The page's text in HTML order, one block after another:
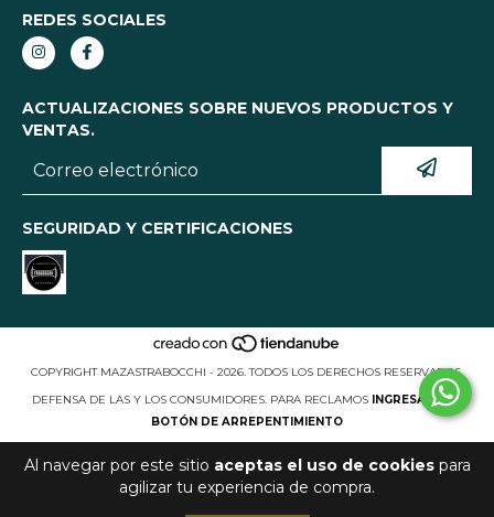
Al navegar por este sitio aceptas el uso de cookiespara
agilizar tu experiencia de compra.
REDES SOCIALES
ACTUALIZACIONES SOBRE NUEVOS PRODUCTOS Y
VENTAS.
SEGURIDAD Y CERTIFICACIONES
COPYRIGHT MAZASTRABOCCHI - 2026. TODOS LOS DERECHOS RESERVADOS.
DEFENSA DE LAS Y LOS CONSUMIDORES. PARA RECLAMOS INGRESA AQUÍ.
BOTÓN DE ARREPENTIMIENTO